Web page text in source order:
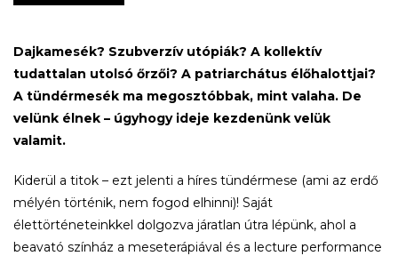
Dajkamesék? Szubverzív utópiák? A kollektív
tudattalan utolsó őrzői? A patriarchátus élőhalottjai?
A tündérmesék ma megosztóbbak, mint valaha. De
velünk élnek – úgyhogy ideje kezdenünk velük
valamit.
Kiderül a titok – ezt jelenti a híres tündérmese (ami az erdő
mélyén történik, nem fogod elhinni)! Saját
élettörténeteinkkel dolgozva járatlan útra lépünk, ahol a
beavató színház a meseterápiával és a lecture performance